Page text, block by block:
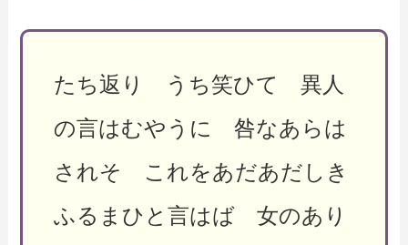
たち返り うち笑ひて 異人
の言はむやうに 咎なあらは
されそ これをあだあだしき
ふるまひと言はば 女のあり